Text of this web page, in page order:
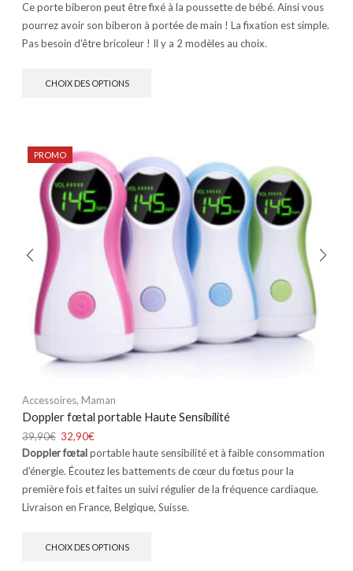
Ce porte biberon peut être fixé à la poussette de bébé. Ainsi vous
pourrez avoir son biberon à portée de main ! La fixation est simple.
Pas besoin d'être bricoleur ! Il y a 2 modèles au choix.
CHOIX DES OPTIONS
PROMO
Accessoires, Maman
Doppler fœtal portable Haute Sensibilité
39,90€ 32,90€
Dopplerfœtalportable haute sensibilité et à faible consommation
d'énergie. Écoutez les battements de cœur du fœtus pour la
première fois et faites un suivi régulier de la fréquence cardiaque.
Livraison en France, Belgique, Suisse.
CHOIX DES OPTIONS